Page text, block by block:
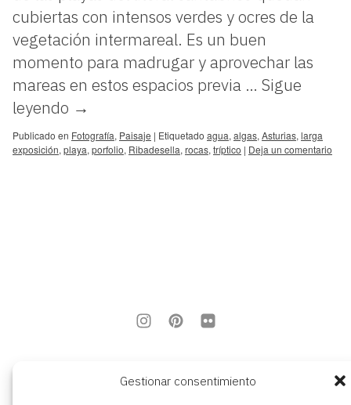
Gestionar consentimiento
cubiertas con intensos verdes y ocres de la
vegetación intermareal. Es un buen
momento para madrugar y aprovechar las
mareas en estos espacios previa … Sigue
leyendo →
Publicado en Fotografía, Paisaje | Etiquetado agua, algas, Asturias, larga
exposición, playa, porfolio, Ribadesella, rocas, tríptico | Deja un comentario
política de privacidad